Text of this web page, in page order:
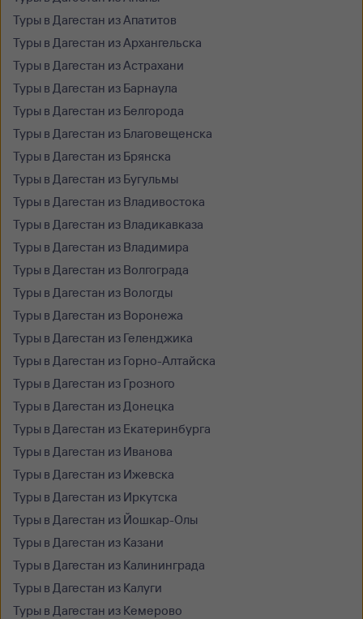
Туры в Дагестан из Апатитов
Туры в Дагестан из Архангельска
Туры в Дагестан из Астрахани
Туры в Дагестан из Барнаула
Туры в Дагестан из Белгорода
Туры в Дагестан из Благовещенска
Туры в Дагестан из Брянска
Туры в Дагестан из Бугульмы
Туры в Дагестан из Владивостока
Туры в Дагестан из Владикавказа
Туры в Дагестан из Владимира
Туры в Дагестан из Волгограда
Туры в Дагестан из Вологды
Туры в Дагестан из Воронежа
Туры в Дагестан из Геленджика
Туры в Дагестан из Горно-Алтайска
Туры в Дагестан из Грозного
Туры в Дагестан из Донецка
Туры в Дагестан из Екатеринбурга
Туры в Дагестан из Иванова
Туры в Дагестан из Ижевска
Туры в Дагестан из Иркутска
Туры в Дагестан из Йошкар-Олы
Туры в Дагестан из Казани
Туры в Дагестан из Калининграда
Туры в Дагестан из Калуги
Туры в Дагестан из Кемерово